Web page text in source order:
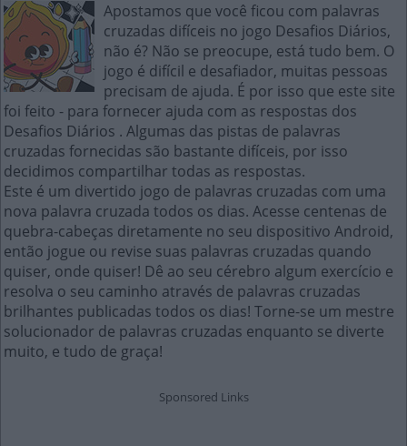
Apostamos que você ficou com palavras
cruzadas difíceis no jogo Desafios Diários,
não é? Não se preocupe, está tudo bem. O
jogo é difícil e desafiador, muitas pessoas
precisam de ajuda. É por isso que este site
foi feito - para fornecer ajuda com as respostas dos
Desafios Diários . Algumas das pistas de palavras
cruzadas fornecidas são bastante difíceis, por isso
decidimos compartilhar todas as respostas.
Este é um divertido jogo de palavras cruzadas com uma
nova palavra cruzada todos os dias. Acesse centenas de
quebra-cabeças diretamente no seu dispositivo Android,
então jogue ou revise suas palavras cruzadas quando
quiser, onde quiser! Dê ao seu cérebro algum exercício e
resolva o seu caminho através de palavras cruzadas
brilhantes publicadas todos os dias! Torne-se um mestre
solucionador de palavras cruzadas enquanto se diverte
muito, e tudo de graça!